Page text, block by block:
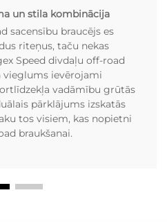
un stila kombinācija
sacensību braucējs es
riteņus, taču nekas
Speed divdaļu off-road
vieglums ievērojami
vadāmību grūtās
pārklājums izskatās
tos visiem, kas nopietni
braukšanai.